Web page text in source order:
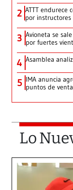
2 ATTT endurece
por instructores
3 Avioneta se
por fuertes
4 Asamblea
5 IMA anuncia
puntos de
Lo